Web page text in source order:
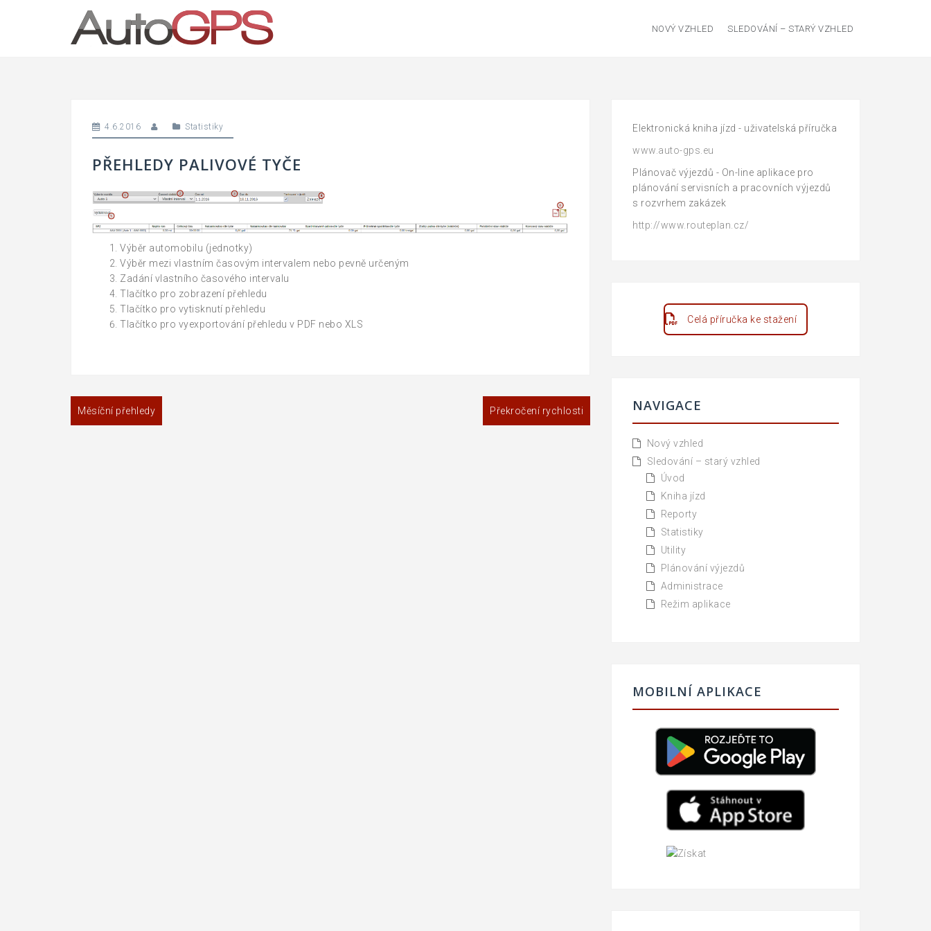
NOVÝ VZHLED SLEDOVÁNÍ – STARÝ VZHLED
4.6.2016 Statistiky
PŘEHLEDY PALIVOVÉ TYČE
Výběr automobilu (jednotky)
Výběr mezi vlastním časovým intervalem nebo pevně určeným
Zadání vlastního časového intervalu
Tlačítko pro zobrazení přehledu
Tlačítko pro vytisknutí přehledu
Tlačítko pro vyexportování přehledu v PDF nebo XLS
Navigace
pro
Měsíční přehledy Překročení rychlosti
Elektronická kniha jízd - uživatelská příručka
www.auto-gps.eu
Plánovač výjezdů - On-line aplikace pro
plánování servisních a pracovních výjezdů
s rozvrhem zakázek
http://www.routeplan.cz/
Celá příručka ke stažení
NAVIGACE
Nový vzhled
Sledování – starý vzhled
Úvod
Kniha jízd
Reporty
Statistiky
Utility
Plánování výjezdů
Administrace
Režim aplikace
MOBILNÍ APLIKACE